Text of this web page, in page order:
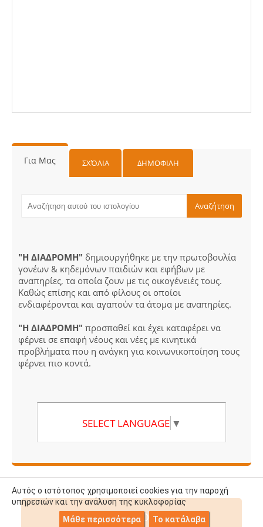
Για Μας ΣΧΌΛΙΑ ΔΗΜΟΦΙΛΗ
"Η ΔΙΑΔΡΟΜΗ" δημιουργήθηκε με την πρωτοβουλία
γονέων & κηδεμόνων παιδιών και εφήβων με
αναπηρίες, τα οποία ζουν με τις οικογένειές τους.
Καθώς επίσης και από φίλους οι οποίοι
ενδιαφέρονται και αγαπούν τα άτομα με αναπηρίες.
"Η ΔΙΑΔΡΟΜΗ" προσπαθεί και έχει καταφέρει να
φέρνει σε επαφή νέους και νέες με κινητικά
προβλήματα που η ανάγκη για κοινωνικοποίηση τους
φέρνει πιο κοντά.
SELECT LANGUAGE ▼
ΕΟΡΤΟΛΟΓΙΟ
Αυτός ο ιστότοπος χρησιμοποιεί cookies για την παροχή
υπηρεσιών και την ανάλυση της κυκλοφορίας
Μάθε περισσότερα
Το κατάλαβα